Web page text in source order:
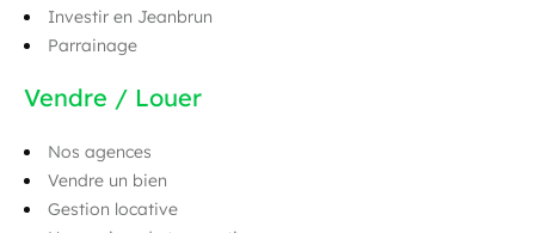
Investir en Jeanbrun
Parrainage
Vendre / Louer
Nos agences
Vendre un bien
Gestion locative